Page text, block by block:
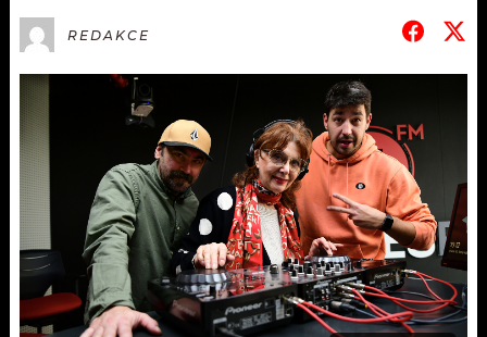
HUDBA
ROZHOVORY
#NEBUDUDOMA
KALENDÁŘ
KVÍZY
VIP
JAK NALADIT
RÁDIO
APLIKACE
PROGRAM
PLAYLIST
JAK NALADIT
SOUTĚŽE
REDAKCE